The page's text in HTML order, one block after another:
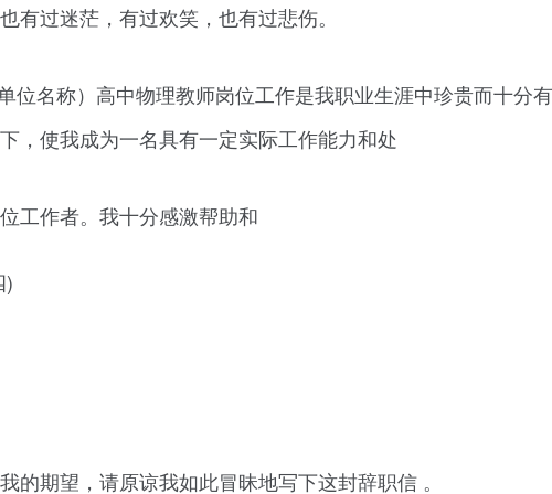
有过迷茫，有过欢笑，也有过悲伤。
位名称）高中物理教师岗位工作是我职业生涯中珍贵而十分
，使我成为一名具有一定实际工作能力和处
工作者。我十分感激帮助和
)
期望，请原谅我如此冒昧地写下这封辞职信 。